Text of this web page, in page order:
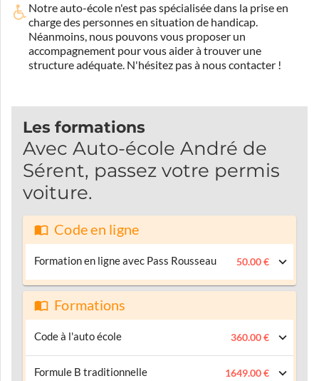
Notre auto-école n'est pas spécialisée dans la prise en
charge des personnes en situation de handicap.
Néanmoins, nous pouvons vous proposer un
accompagnement pour vous aider à trouver une
structure adéquate. N'hésitez pas à nous contacter !
Les formations
Avec Auto-école André de
Sérent, passez votre permis
voiture.
Code en ligne
Formation en ligne avec Pass Rousseau 50.00 €
Formations
Code à l'auto école 360.00 €
Formule B traditionnelle 1649.00 €